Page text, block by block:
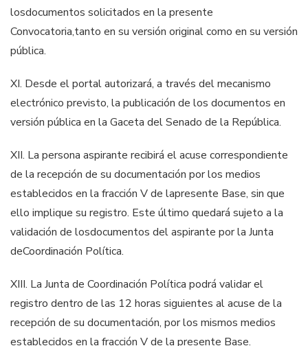
losdocumentos solicitados en la presente
Convocatoria,tanto en su versión originalcomo en su versión
pública.
XI. Desde el portal autorizará, a través del mecanismo
electrónico previsto, la publicación de los documentos en
versión pública en la Gaceta delSenado de la República.
XII. La persona aspirante recibirá el acuse correspondiente
de la recepción de su documentación por los medios
establecidos en la fracción V de lapresente Base, sin que
ello implique su registro. Este último quedará sujeto a la
validación de losdocumentos del aspirante por la Junta
deCoordinación Política.
XIII. La Junta de Coordinación Política podrá validar el
registro dentro de las 12 horas siguientes al acuse de la
recepción de su documentación, porlos mismos medios
establecidos en la fracción V de la presente Base.